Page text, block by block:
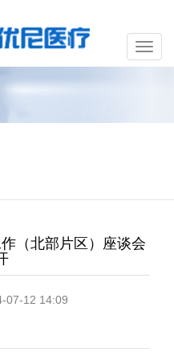
（北部片区）座谈会
07-12 14:09